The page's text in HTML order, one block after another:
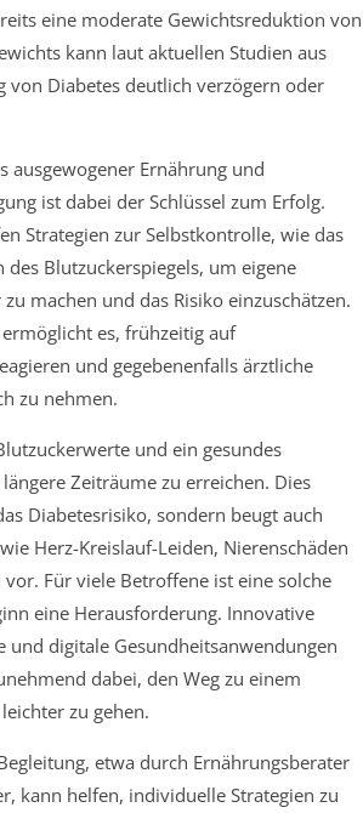
eine moderate Gewichtsreduktion von
kann laut aktuellen Studien aus
von Diabetes deutlich verzögern oder
ausgewogener Ernährung und
ist dabei der Schlüssel zum Erfolg.
Strategien zur Selbstkontrolle, wie das
des Blutzuckerspiegels, um eigene
machen und das Risiko einzuschätzen.
es, frühzeitig auf
und gegebenenfalls ärztliche
zu nehmen.
und ein gesundes
Zeiträume zu erreichen. Dies
Diabetesrisiko, sondern beugt auch
Herz-Kreislauf-Leiden, Nierenschäden
Für viele Betroffene ist eine solche
eine Herausforderung. Innovative
und digitale Gesundheitsanwendungen
dabei, den Weg zu einem
zu gehen.
etwa durch Ernährungsberater
kann helfen, individuelle Strategien zu